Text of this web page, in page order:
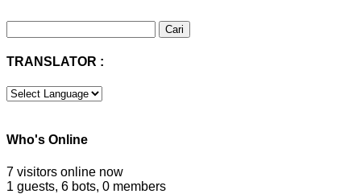
untuk:
TRANSLATOR :
Who's Online
7 visitors online now
1 guests, 6 bots, 0 members